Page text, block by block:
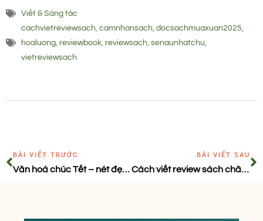
Viết & Sáng tác
cachvietreviewsach, camnhansach, docsachmuaxuan2025,
hoaluong, reviewbook, reviewsach, senaunhatchu,
vietreviewsach
BÀI VIẾT TRƯỚC
Văn hoá chúc Tết – nét đẹp của người Việt ngày đầu xuân
BÀI VIẾT SAU
Cách viết review sách chân thực và mang màu sắc cá nhân